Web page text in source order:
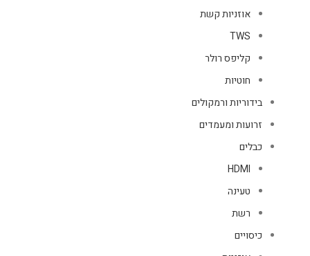
אוזניות קשת
TWS
קליפס רולר
חוטיות
בידוריות ורמקולים
זרועות ומעמדים
כבלים
HDMI
טעינה
רשת
כיסויים